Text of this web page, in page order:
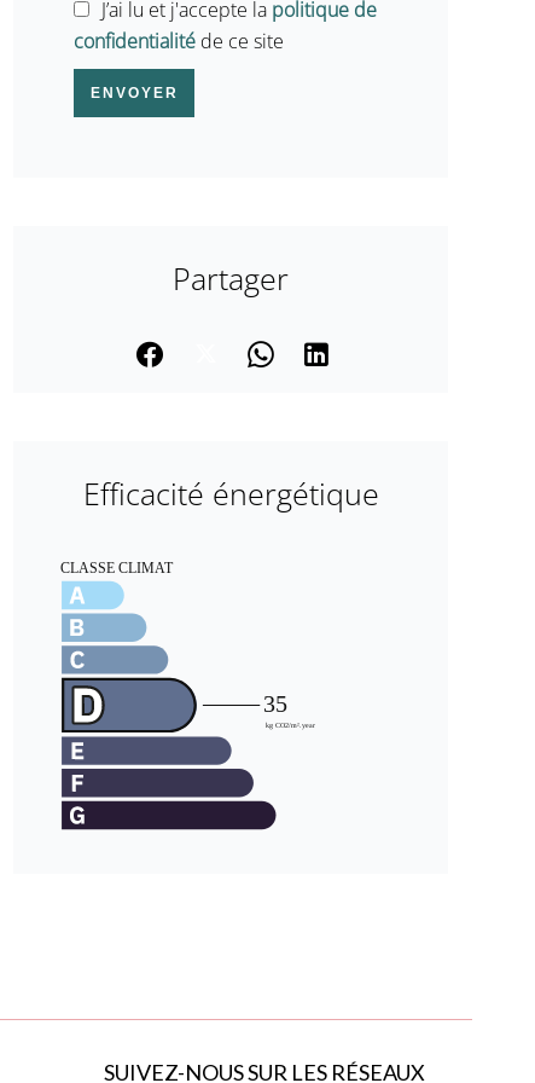
J’ai lu et j'accepte la politique de
confidentialité de ce site
ENVOYER
Partager
Efficacité énergétique
SUIVEZ-NOUS SUR LES RÉSEAUX